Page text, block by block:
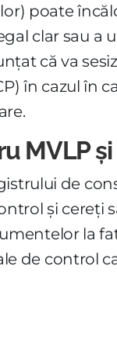
poate
clar sau a
că va
în cazul în
MVLP și
de
și
la
de control